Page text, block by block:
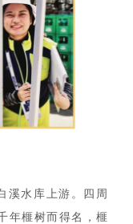
溪水库上游。四周
年榧树而得名，榧